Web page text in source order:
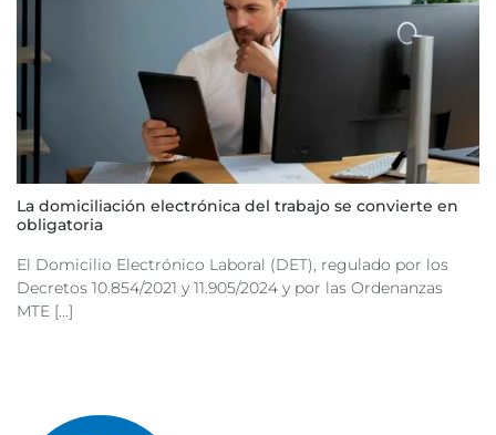
La domiciliación electrónica del trabajo se convierte en
obligatoria
El Domicilio Electrónico Laboral (DET), regulado por los
Decretos 10.854/2021 y 11.905/2024 y por las Ordenanzas
MTE [...]